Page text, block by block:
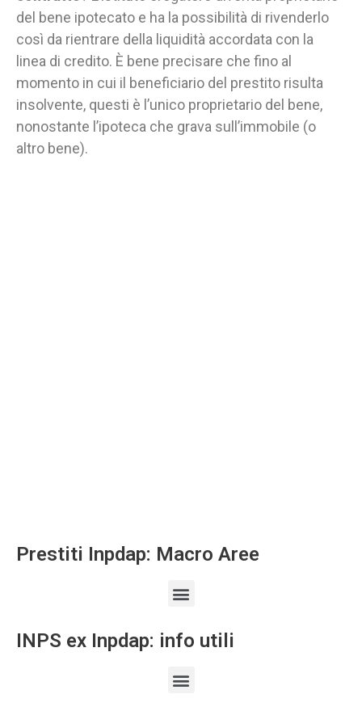
del bene ipotecato e ha la possibilità di rivenderlo
così da rientrare della liquidità accordata con la
linea di credito. È bene precisare che fino al
momento in cui il beneficiario del prestito risulta
insolvente, questi è l’unico proprietario del bene,
nonostante l’ipoteca che grava sull’immobile (o
altro bene).
Prestiti Inpdap: Macro Aree
INPS ex Inpdap: info utili